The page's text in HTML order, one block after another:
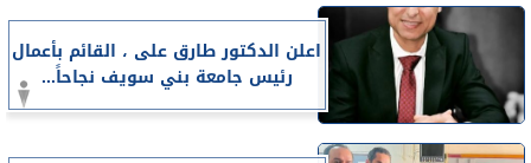
اعلن الدكتور طارق على ، القائم بأعمال
رئيس جامعة بني سويف نجاحاً...